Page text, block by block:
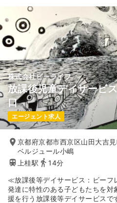
株式会社ビーライフ
放課後児童デイサービ
口
エージェント求人
京都府京都市西京区山田大吉
ベルジュール小嶋
上桂駅
14分
≪放課後等デイサービス：ビー
発達に特性のある子どもたちを対
援を行う放課後等デイサービスで